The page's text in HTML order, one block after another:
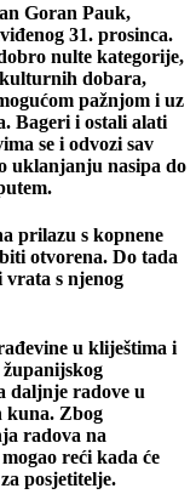
Goran Pauk,
31. prosinca.
nulte kategorije,
dobara,
pažnjom i uz
Bageri i ostali alati
se i odvozi sav
uklanjanju nasipa do
prilazu s kopnene
otvorena. Do tada
s njenog
u kliještima i
daljnje radove u
kuna. Zbog
radova na
reći kada će
posjetitelje.